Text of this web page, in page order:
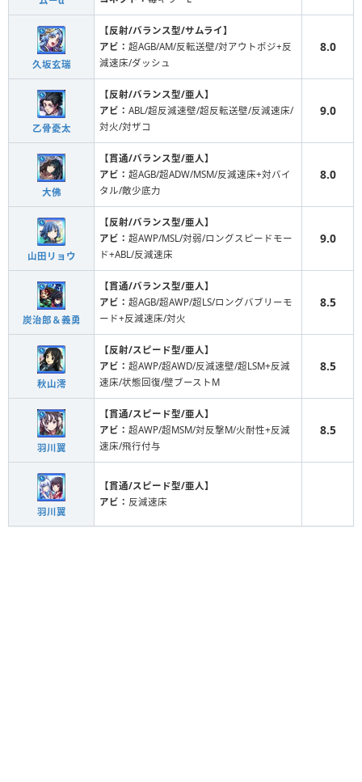
久坂玄瑞
【反射/バランス型/サムライ】
アビ： 超AGB/AM/反転送壁/対アウトポジ+反
減速床/ダッシュ
8.0
乙骨憂太
【反射/バランス型/亜人】
アビ： ABL/超反減速壁/超反転送壁/反減速床/
対火/対ザコ
9.0
大佛
【貫通/バランス型/亜人】
アビ： 超AGB/超ADW/MSM/反減速床+対バイ
タル/敵少底力
8.0
山田リョウ
【反射/バランス型/亜人】
アビ： 超AWP/MSL/対弱/ロングスピードモー
ド+ABL/反減速床
9.0
炭治郎＆義勇
【貫通/バランス型/亜人】
アビ： 超AGB/超AWP/超LS/ロングバブリーモ
ード+反減速床/対火
8.5
秋山澪
【反射/スピード型/亜人】
アビ： 超AWP/超AWD/反減速壁/超LSM+反減
速床/状態回復/壁ブーストM
8.5
羽川翼
【貫通/スピード型/亜人】
アビ： 超AWP/超MSM/対反撃M/火耐性+反減
速床/飛行付与
8.5
羽川翼
【貫通/スピード型/亜人】
アビ： 反減速床